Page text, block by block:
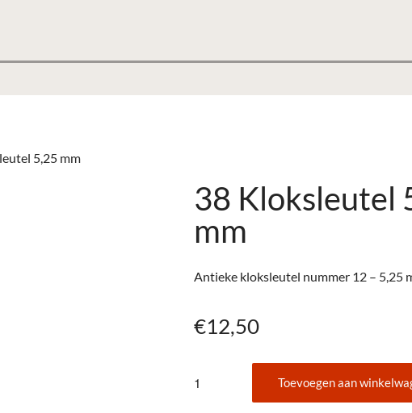
5,25 mm
38 Kloksleutel
mm
Antieke kloksleutel nummer 12 – 5,25
€12,50
Toevoegen aan